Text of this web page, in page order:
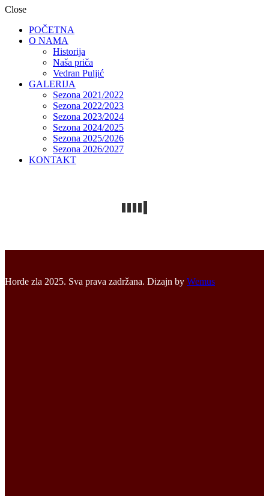
Close
POČETNA
O NAMA
Historija
Naša priča
Vedran Puljić
GALERIJA
Sezona 2021/2022
Sezona 2022/2023
Sezona 2023/2024
Sezona 2024/2025
Sezona 2025/2026
Sezona 2026/2027
KONTAKT
Horde zla 2025. Sva prava zadržana. Dizajn by Wemus